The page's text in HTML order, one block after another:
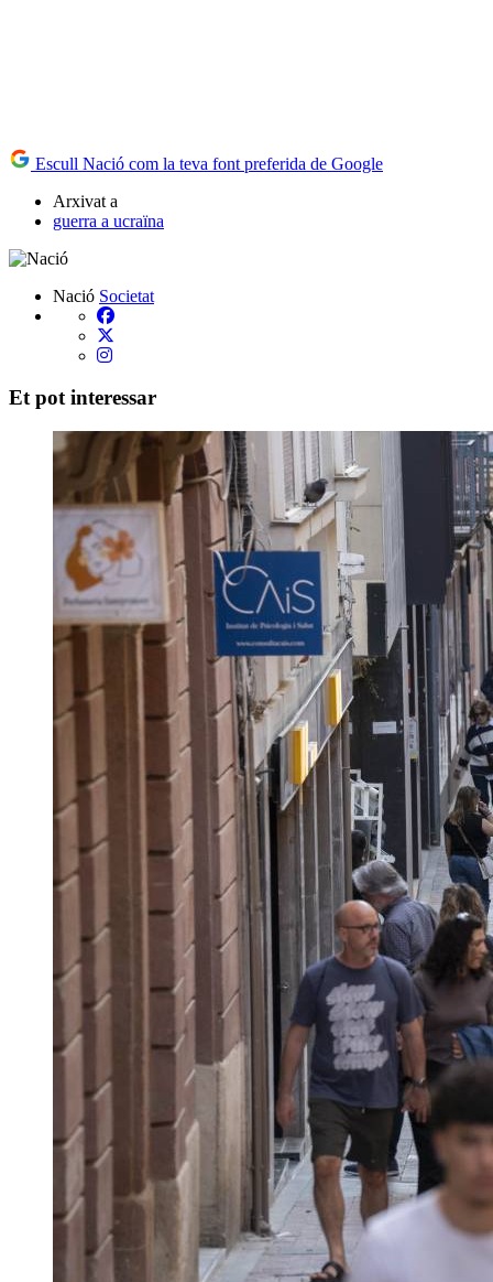
Escull Nació com la teva font preferida de Google
Arxivat a
guerra a ucraïna
Nació Societat
Et pot interessar